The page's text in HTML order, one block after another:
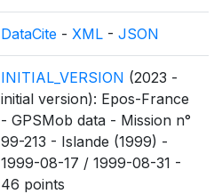
DataCite - XML - JSON
INITIAL_VERSION (2023 -
initial version): Epos-France
- GPSMob data - Mission n°
99-213 - Islande (1999) -
1999-08-17 / 1999-08-31 -
46 points